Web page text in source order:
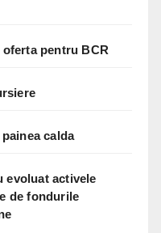
pentru BCR
calda
evoluat activele
de fondurile